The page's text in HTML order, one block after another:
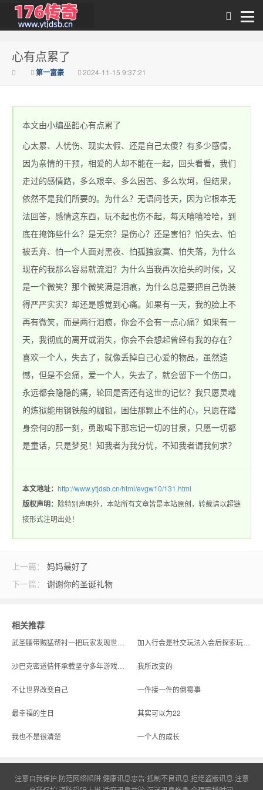
传奇私发布
1.76_1.76传奇sf网
站_热血传奇1.76私
服_新开1.76精品传
心有点累了
第一富豪 2024-11-15 9:37:21
本文由小编巫韶心有点累了
心太累、人忧伤、现实太假、还是自己太傻？有多少感情，
因为亲情的干预，相爱的人却不能在一起，回头看看，我们
走过的感情路，多么艰辛、多么困苦、多么坎坷，但结果，
依然不是我们所要的。为什么？无语问苍天，因为它根本无
法回答，感情这东西，玩不起也伤不起，每天嘻嘻哈哈，到
底在掩饰些什么？是无奈？是伤心？还是害怕？怕失去、怕
被丢弃、怕一个人面对黑夜、怕孤独寂寞、怕失落，为什么
现在的我那么容易就流泪？为什么当我再次抬头的时候，又
是一个微笑？那个微笑满是泪痕，为什么总是要把自己伪装
得严严实实？却还是感觉到心痛。如果有一天，我的脸上不
再有微笑，而是两行泪痕，你会不会有一点心痛？如果有一
天，我彻底的离开或消失，你会不会想起曾经有我的存在？
喜欢一个人，失去了，就像丢掉自己心爱的物品，虽然遗
憾，但是不会痛，爱一个人，失去了，就会留下一个伤口，
永远都会隐隐的痛，轮回是否还有这世的记忆？我只愿灵魂
的炼狱能用钢铁般的枷锁，困住那颗止不住的心，只愿在踏
身奈何的那一刻，勇敢喝下那忘记一切的甘泉，只愿一切都
是童话，只是梦冕！知我者为我分忧，不知我者谓我何求？
本文地址： http://www.ytjdsb.cn/html/evgw10/131.html
版权声明： 除特别声明外，本站所有文章皆是本站原创，转载请以超链
接形式注明出处！
上一篇： 妈妈最好了
下一篇： 谢谢你的圣诞礼物
相关推荐
武圣腰带贼猛帮衬一把玩家发现世界BOSS踪迹 加入行会是社交玩法入会后探索玩家可以看到相应的陷井并提前规避
沙巴克密道情怀承载坚守多年游戏热爱 我所改变的
不让世界改变自己 一件接一件的倒霉事
最幸福的生日 其实可以为22
我也不是很清楚 一个人的成长
注意自我保护,防范网络陷阱.健康讯息忠告:抵制不良讯息,拒绝盗版讯息.注意